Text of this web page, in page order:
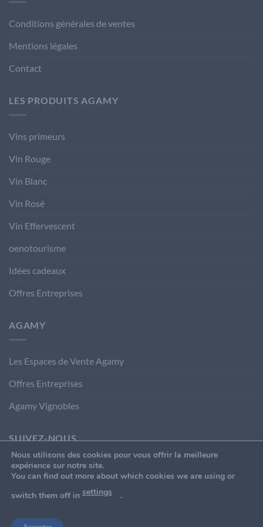
Conditions générales de ventes
Mentions légales
Contact
LES PRODUITS AGAMY
Vins primeurs
Vin Rouge
Vin Blanc
Vin Rosé
Vin Effervescent
oenotourisme
Idées cadeaux
Offres Entreprises
AGAMY
Les Espaces de Vente Agamy
Offres Entreprises
Agamy Vignobles
SUIVEZ-NOUS
Nous utilisons des cookies pour vous offrir la meilleure
expérience sur notre site.
You can find out more about which cookies we are using or
switch them off in settings .